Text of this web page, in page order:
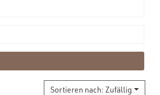
Sortieren nach:Zufällig